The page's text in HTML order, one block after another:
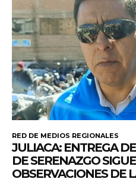
RED DE MEDIOS REGIONALES
JULIACA: ENTREGA
DE SERENAZGO
OBSERVACIONES DE